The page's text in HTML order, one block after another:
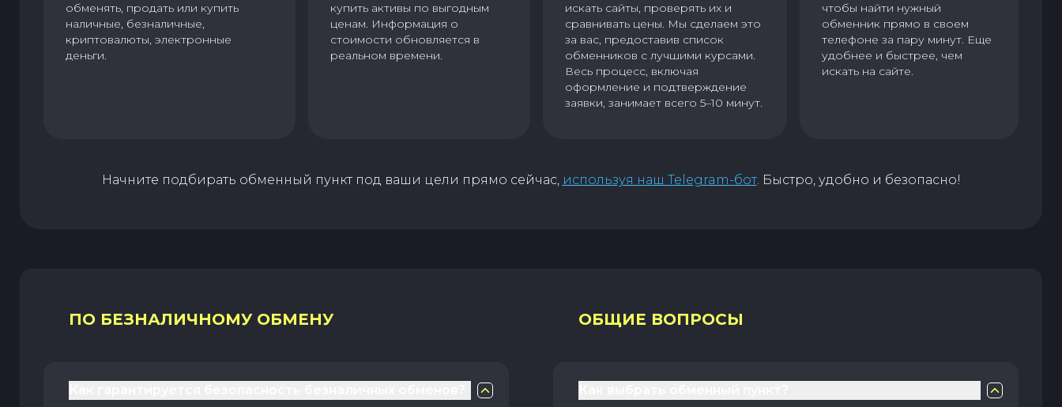
обменять, продать или купить
наличные, безналичные,
криптовалюты, электронные
деньги.
купить активы по выгодным
ценам. Информация о
стоимости обновляется в
реальном времени.
искать сайты, проверять их и
сравнивать цены. Мы сделаем это
за вас, предоставив список
обменников с лучшими курсами.
Весь процесс, включая
оформление и подтверждение
заявки, занимает всего 5–10 минут.
чтобы найти нужный
обменник прямо в своем
телефоне за пару минут. Еще
удобнее и быстрее, чем
искать на сайте.
Начните подбирать обменный пункт под ваши цели прямо сейчас, используя наш Telegram-бот. Быстро, удобно и безопасно!
ПО БЕЗНАЛИЧНОМУ ОБМЕНУ ОБЩИЕ ВОПРОСЫ